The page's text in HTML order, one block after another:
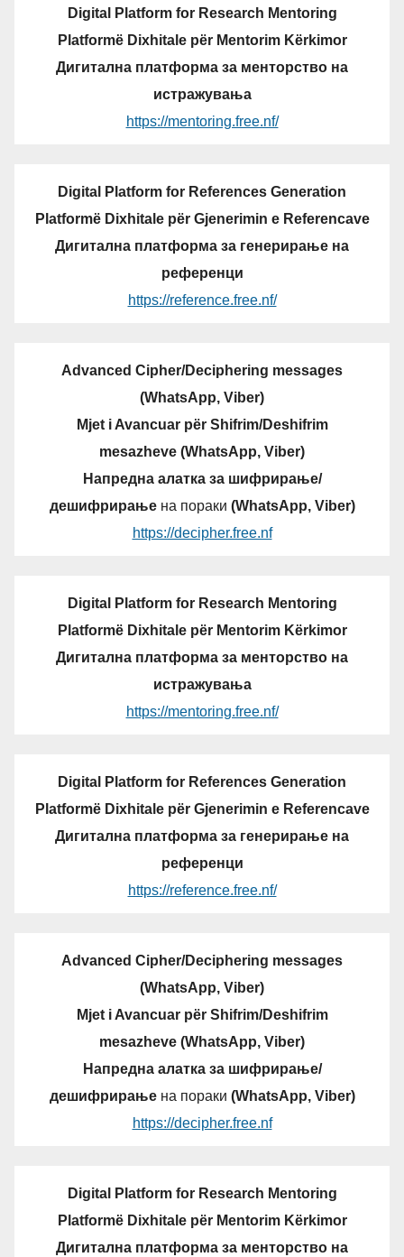
Digital Platform for Research Mentoring
Platformë Dixhitale për Mentorim Kërkimor
Дигитална платформа за менторство на
истражувања
https://mentoring.free.nf/
Digital Platform for References Generation
Platformë Dixhitale për Gjenerimin e Referencave
Дигитална платформа за генерирање на
референци
https://reference.free.nf/
Advanced Cipher/Deciphering messages
(WhatsApp, Viber)
Mjet i Avancuar për Shifrim/Deshifrim
mesazheve (WhatsApp, Viber)
Напредна алатка за шифрирање/
дешифрирањена пораки (WhatsApp, Viber)
https://decipher.free.nf
Digital Platform for Research Mentoring
Platformë Dixhitale për Mentorim Kërkimor
Дигитална платформа за менторство на
истражувања
https://mentoring.free.nf/
Digital Platform for References Generation
Platformë Dixhitale për Gjenerimin e Referencave
Дигитална платформа за генерирање на
референци
https://reference.free.nf/
Advanced Cipher/Deciphering messages
(WhatsApp, Viber)
Mjet i Avancuar për Shifrim/Deshifrim
mesazheve (WhatsApp, Viber)
Напредна алатка за шифрирање/
дешифрирањена пораки (WhatsApp, Viber)
https://decipher.free.nf
Digital Platform for Research Mentoring
Platformë Dixhitale për Mentorim Kërkimor
Дигитална платформа за менторство на